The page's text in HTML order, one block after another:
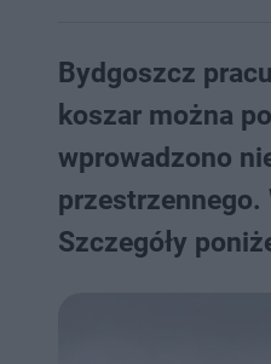
Bydgoszcz
koszar można
wprowadzono
Szczegóły